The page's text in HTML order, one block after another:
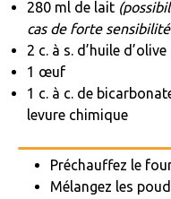
280 ml de lait
cas de forte
2 c. à s. d’huile d’olive
1 œuf
1 c. à c. de
levure chimique
Préchauffez le
Mélangez les